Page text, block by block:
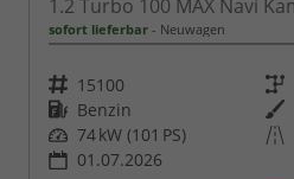
sofort lieferbar Neuwagen
Fahrzeugnr. 15100 Getriebe
Kraftstoff Benzin Außenfarbe
Leistung 74 kW (101 PS) Kilometerstand
01.07.2026